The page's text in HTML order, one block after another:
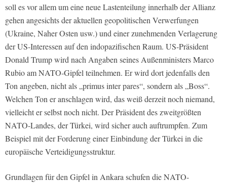
soll es vor allem um eine neue Lastenteilung innerhalb der Allianz
gehen angesichts der aktuellen geopolitischen Verwerfungen
(Ukraine, Naher Osten usw.) und einer zunehmenden Verlagerung
der US-Interessen auf den indopazifischen Raum. US-Präsident
Donald Trump wird nach Angaben seines Außenministers Marco
Rubio am NATO-Gipfel teilnehmen. Er wird dort jedenfalls den
Ton angeben, nicht als „primus inter pares“, sondern als „Boss“.
Welchen Ton er anschlagen wird, das weiß derzeit noch niemand,
vielleicht er selbst noch nicht. Der Präsident des zweitgrößten
NATO-Landes, der Türkei, wird sicher auch auftrumpfen. Zum
Beispiel mit der Forderung einer Einbindung der Türkei in die
europäische Verteidigungsstruktur.
Grundlagen für den Gipfel in Ankara schufen die NATO-